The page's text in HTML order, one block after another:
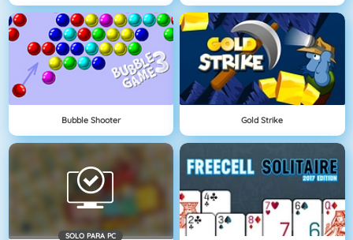
Bubble Shooter Gold Strike
SOLO PARA PC